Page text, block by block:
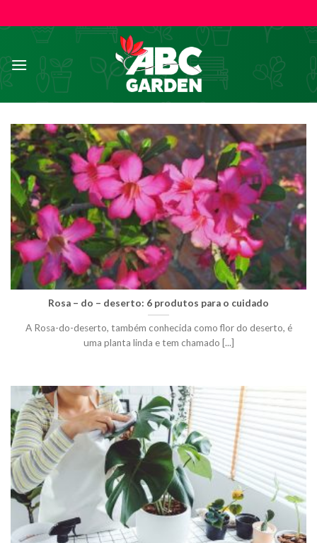
to
content
Rosa – do – deserto: 6 produtos para o cuidado
A Rosa-do-deserto, também conhecida como flor do deserto, é
uma planta linda e tem chamado [...]